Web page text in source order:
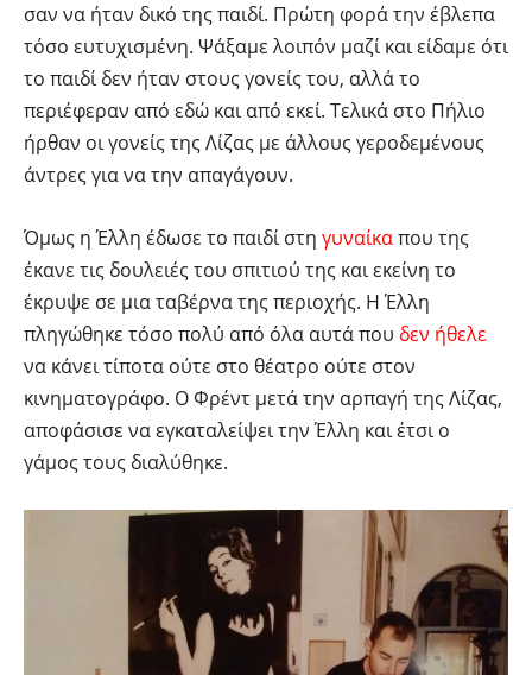
σαν να ήταν δικό της παιδί. Πρώτη φορά την έβλεπα
τόσο ευτυχισμένη. Ψάξαμε λοιπόν μαζί και είδαμε ότι
το παιδί δεν ήταν στους γονείς του, αλλά το
περιέφεραν από εδώ και από εκεί. Τελικά στο Πήλιο
ήρθαν οι γονείς της Λίζας με άλλους γεροδεμένους
άντρες για να την απαγάγουν.
Όμως η Έλλη έδωσε το παιδί στη γυναίκαπου της
έκανε τις δουλειές του σπιτιού της και εκείνη το
έκρυψε σε μια ταβέρνα της περιοχής. Η Έλλη
πληγώθηκε τόσο πολύ από όλα αυτά που δεν ήθελε
να κάνει τίποτα ούτε στο θέατρο ούτε στον
κινηματογράφο. Ο Φρέντ μετά την αρπαγή της Λίζας,
αποφάσισε να εγκαταλείψει την Έλλη και έτσι ο
γάμος τους διαλύθηκε.